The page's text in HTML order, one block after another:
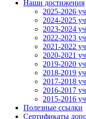
Наши достижения
2025-2026
2024-2025
2023-2024
2022-2023
2021-2022
2020-2021
2019-2020
2018-2019
2017-2018
2016-2017
2015-2016
Полезные ссылки
Сертификаты